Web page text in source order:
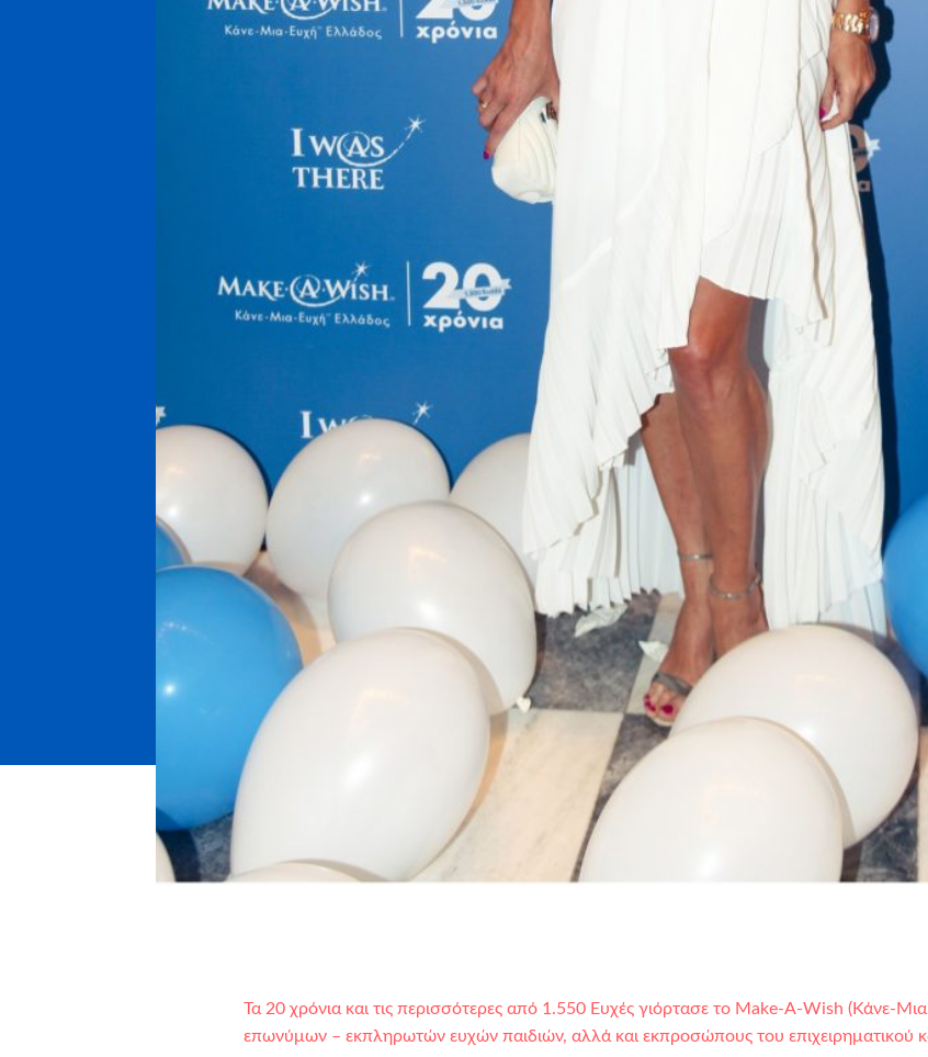
Τα 20 χρόνια και τις περισσότερες από 1.550 Ευχές γιόρτασε το Make-A-Wish (Κάνε-
επωνύμων – εκπληρωτών ευχών παιδιών, αλλά και εκπροσώπους του επιχειρηματικού